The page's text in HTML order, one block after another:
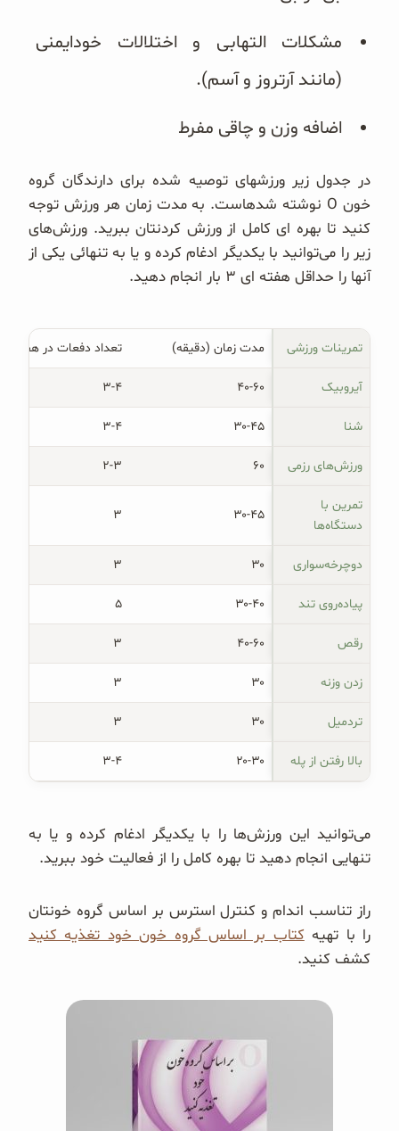
مشکلات التهابی و اختلالات خودایمنی
(مانند آرتروز و آسم).
اضافه وزن و چاقی مفرط
در جدول زیر ورزشهای توصیه شده برای دارندگان گروه
خون O نوشته شدهاست. به مدت زمان هر ورزش توجه
کنید تا بهره ای کامل از ورزش کردنتان ببرید. ورزش‌های
زیر را می‌توانید با یکدیگر ادغام کرده و یا به تنهائی یکی از
آنها را حداقل هفته ای ۳ بار انجام دهید.
تمرینات ورزشی مدت زمان (دقیقه) تعداد دفعات در هفته
آیروبیک ۴۰-۶۰ ۳-۴
شنا ۳۰-۴۵ ۳-۴
ورزش‌های رزمی ۶۰ ۲-۳
دستگاه‌ها
۳۰-۴۵ ۳
دوچرخه‌سواری ۳۰ ۳
پیاده‌روی تند ۳۰-۴۰ ۵
رقص ۴۰-۶۰ ۳
زدن وزنه ۳۰ ۳
تردمیل ۳۰ ۳
بالا رفتن از پله ۲۰-۳۰ ۳-۴
می‌توانید این ورزش‌ها را با یکدیگر ادغام کرده و یا به
تنهایی انجام دهید تا بهره کامل را از فعالیت خود ببرید.
راز تناسب اندام و کنترل استرس بر اساس گروه خونتان
را با تهیهکتاب بر اساس گروه خون خود تغذیه کنید
کشف کنید.